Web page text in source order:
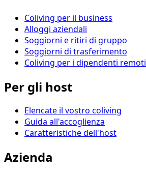
Coliving per il business
Alloggi aziendali
Soggiorni e ritiri di gruppo
Soggiorni di trasferimento
Coliving per i dipendenti remoti
Per gli host
Elencate il vostro coliving
Guida all'accoglienza
Caratteristiche dell'host
Azienda